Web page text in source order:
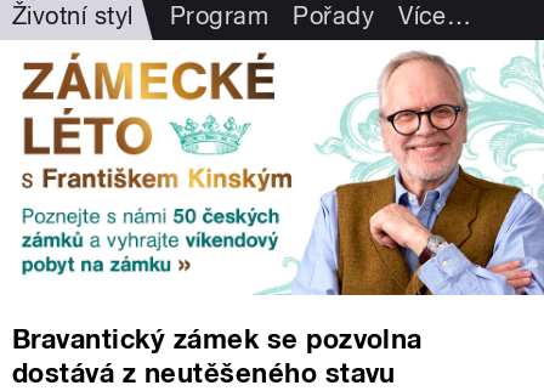
Životní styl Program Pořady Více…
Bravantický zámek se pozvolna
dostává z neutěšeného stavu